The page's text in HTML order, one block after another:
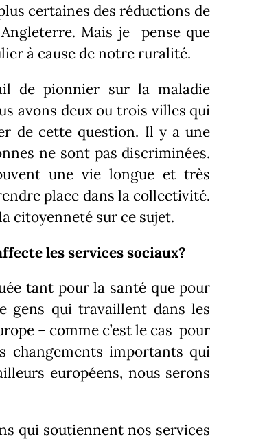
certaines des réductions de
Mais je pense que
à cause de notre ruralité.
de pionnier sur la maladie
avons deux ou trois villes qui
de cette question. Il y a une
ne sont pas discriminées.
une vie longue et très
place dans la collectivité.
citoyenneté sur ce sujet.
les services sociaux?
tant pour la santé que pour
gens qui travaillent dans les
– comme c’est le cas pour
changements importants qui
européens, nous serons
qui soutiennent nos services